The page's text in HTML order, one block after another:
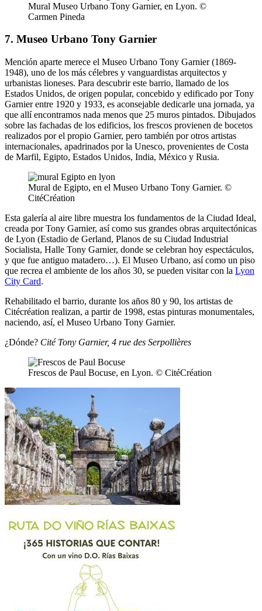
Mural Museo Urbano Tony Garnier, en Lyon. ©
Carmen Pineda
7. Museo Urbano Tony Garnier
Mención aparte merece el Museo Urbano Tony Garnier (1869-
1948), uno de los más célebres y vanguardistas arquitectos y
urbanistas lioneses. Para descubrir este barrio, llamado de los
Estados Unidos, de origen popular, concebido y edificado por Tony
Garnier entre 1920 y 1933, es aconsejable dedicarle una jornada, ya
que allí encontramos nada menos que 25 muros pintados. Dibujados
sobre las fachadas de los edificios, los frescos provienen de bocetos
realizados por el propio Garnier, pero también por otros artistas
internacionales, apadrinados por la Unesco, provenientes de Costa
de Marfil, Egipto, Estados Unidos, India, México y Rusia.
Mural de Egipto, en el Museo Urbano Tony Garnier. ©
CitéCréation
Esta galería al aire libre muestra los fundamentos de la Ciudad Ideal,
creada por Tony Garnier, así como sus grandes obras arquitectónicas
de Lyon (Estadio de Gerland, Planos de su Ciudad Industrial
Socialista, Halle Tony Garnier, donde se celebran hoy espectáculos,
y que fue antiguo matadero…). El Museo Urbano, así como un piso
que recrea el ambiente de los años 30, se pueden visitar con la Lyon
City Card.
Rehabilitado el barrio, durante los años 80 y 90, los artistas de
Citécréation realizan, a partir de 1998, estas pinturas monumentales,
naciendo, así, el Museo Urbano Tony Garnier.
¿Dónde? Cité Tony Garnier, 4 rue des Serpollières
Frescos de Paul Bocuse, en Lyon. © CitéCréation